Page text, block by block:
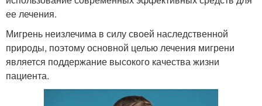
ее лечения.
Мигрень неизлечима в силу своей наследственной
природы, поэтому основной целью лечения мигрени
является поддержание высокого качества жизни
пациента.